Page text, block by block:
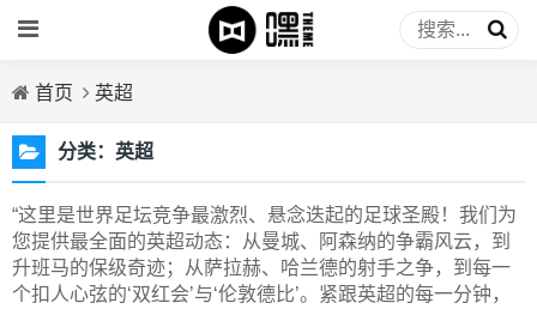
首页 英超
分类： 英超
“这里是世界足坛竞争最激烈、悬念迭起的足球圣殿！我们为
您提供最全面的英超动态：从曼城、阿森纳的争霸风云，到
升班马的保级奇迹；从萨拉赫、哈兰德的射手之争，到每一
个扣人心弦的‘双红会’与‘伦敦德比’。紧跟英超的每一分钟，